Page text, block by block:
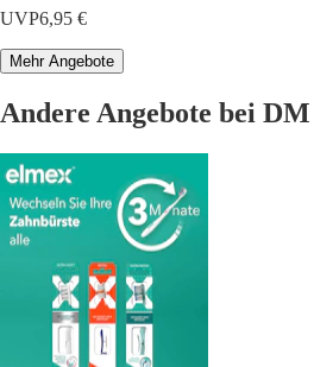
UVP6,95 €
Mehr Angebote
Andere Angebote bei DM